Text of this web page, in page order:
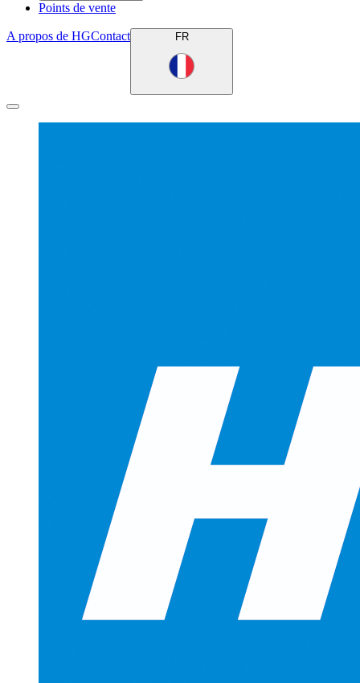
Points de vente
A propos de HGContact FR